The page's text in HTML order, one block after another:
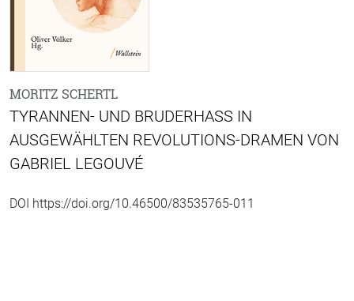
MORITZ SCHERTL
TYRANNEN- UND BRUDERHASS IN
AUSGEWÄHLTEN REVOLUTIONS-DRAMEN VON
GABRIEL LEGOUVÉ
DOI https://doi.org/10.46500/83535765-011